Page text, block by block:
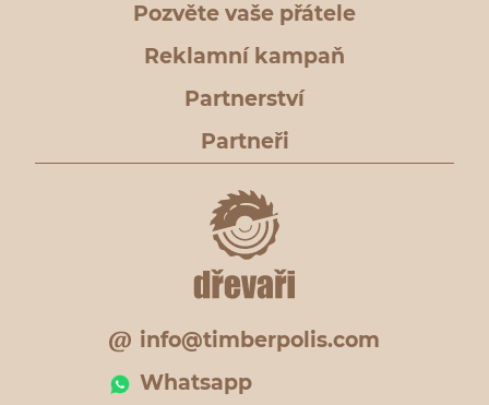
Pozvěte vaše přátele
Reklamní kampaň
Partnerství
Partneři
info@timberpolis.com
Whatsapp